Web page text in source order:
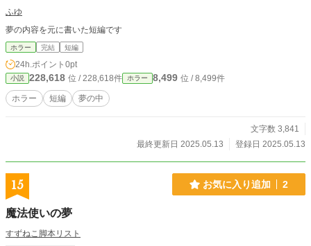
ふゆ
夢の内容を元に書いた短編です
ホラー 完結 短編
24h.ポイント 0pt
小説 228,618 位 / 228,618件 ホラー 8,499 位 / 8,499件
ホラー 短編 夢の中
文字数 3,841
最終更新日 2025.05.13
登録日 2025.05.13
15 お気に入り追加 2
魔法使いの夢
すずねこ脚本リスト